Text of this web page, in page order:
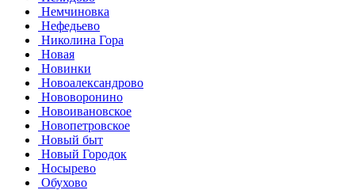
Немчиновка
Нефедьево
Николина Гора
Новая
Новинки
Новоалександрово
Нововоронино
Новоивановское
Новопетровское
Новый быт
Новый Городок
Носырево
Обухово